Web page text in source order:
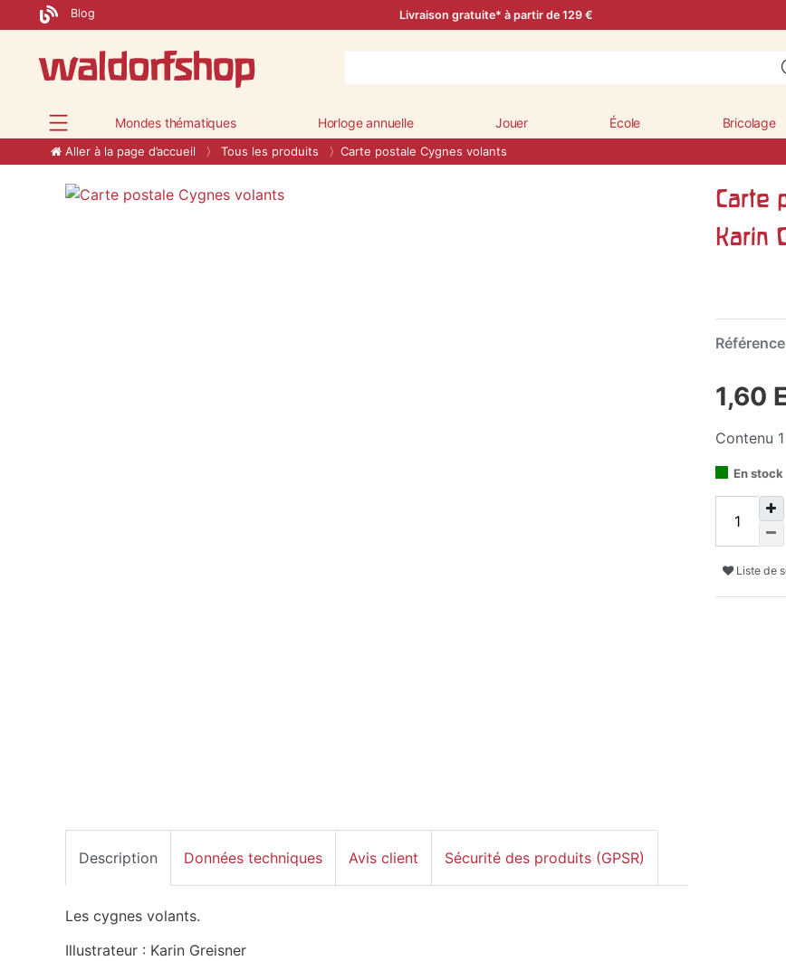
Blog Livraison gratuite* à partir de 129 €
Mondes thématiques Horloge annuelle Jouer École Bricolage
Aller à la page d’accueil Tous les produits Carte postale Cygnes volants
Carte
Karin
1,60
Contenu 1
En stock
Liste de
Description Données techniques Avis client Sécurité des produits (GPSR)
Les cygnes volants.
Illustrateur : Karin Greisner